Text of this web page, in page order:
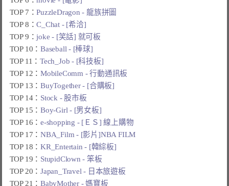
TOP 7：PuzzleDragon - 龍族拼圖
TOP 8：C_Chat - [希洽]
TOP 9：joke - [笑話] 就可板
TOP 10：Baseball - [棒球]
TOP 11：Tech_Job - [科技板]
TOP 12：MobileComm - 行動通訊板
TOP 13：BuyTogether - [合購板]
TOP 14： Stock - 股市板
TOP 15：Boy-Girl - [男女板]
TOP 16：e-shopping - [ＥＳ] 線上購物
TOP 17：NBA_Film - [影片]NBA FILM
TOP 18：KR_Entertain - [韓綜板]
TOP 19： StupidClown - 笨板
TOP 20：Japan_Travel - 日本旅遊板
TOP 21：BabyMother - 媽寶板